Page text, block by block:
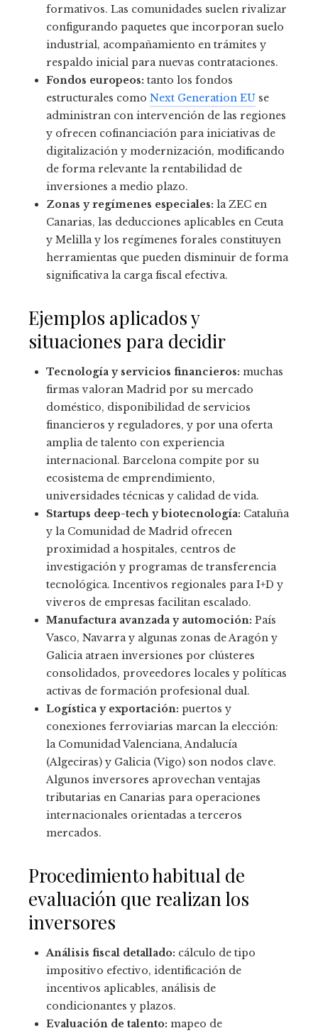
formativos. Las comunidades suelen rivalizar
configurando paquetes que incorporan suelo
industrial, acompañamiento en trámites y
respaldo inicial para nuevas contrataciones.
Fondos europeos: tanto los fondos
estructurales como Next Generation EU se
administran con intervención de las regiones
y ofrecen cofinanciación para iniciativas de
digitalización y modernización, modificando
de forma relevante la rentabilidad de
inversiones a medio plazo.
Zonas y regímenes especiales: la ZEC en
Canarias, las deducciones aplicables en Ceuta
y Melilla y los regímenes forales constituyen
herramientas que pueden disminuir de forma
significativa la carga fiscal efectiva.
Ejemplos aplicados y
situaciones para decidir
Tecnología y servicios financieros: muchas
firmas valoran Madrid por su mercado
doméstico, disponibilidad de servicios
financieros y reguladores, y por una oferta
amplia de talento con experiencia
internacional. Barcelona compite por su
ecosistema de emprendimiento,
universidades técnicas y calidad de vida.
Startups deep-tech y biotecnología: Cataluña
y la Comunidad de Madrid ofrecen
proximidad a hospitales, centros de
investigación y programas de transferencia
tecnológica. Incentivos regionales para I+D y
viveros de empresas facilitan escalado.
Manufactura avanzada y automoción: País
Vasco, Navarra y algunas zonas de Aragón y
Galicia atraen inversiones por clústeres
consolidados, proveedores locales y políticas
activas de formación profesional dual.
Logística y exportación: puertos y
conexiones ferroviarias marcan la elección:
la Comunidad Valenciana, Andalucía
(Algeciras) y Galicia (Vigo) son nodos clave.
Algunos inversores aprovechan ventajas
tributarias en Canarias para operaciones
internacionales orientadas a terceros
mercados.
Procedimiento habitual de
evaluación que realizan los
inversores
Análisis fiscal detallado: cálculo de tipo
impositivo efectivo, identificación de
incentivos aplicables, análisis de
condicionantes y plazos.
Evaluación de talento: mapeo de